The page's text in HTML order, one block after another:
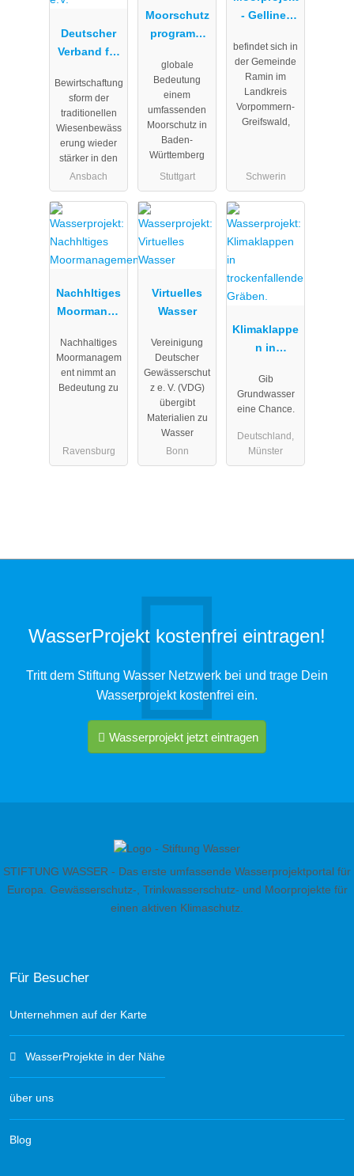
Deutscher
Verband für
pflege e.V.
Bewirtschaftung
sform der
traditionellen
Wiesenbewäss
erung wieder
stärker in den
Ansbach
Moorschutz
programm
Württemberg
globale
Bedeutung
einem
umfassenden
Moorschutz in
Baden-
Württemberg
Stuttgart
- Gelliner
befindet sich in
der Gemeinde
Ramin im
Landkreis
Vorpommern-
Greifswald,
Schwerin
Nachhltiges
Moormanag
Nachhaltiges
Moormanagem
ent nimmt an
Bedeutung zu
Ravensburg
Virtuelles
Wasser
Vereinigung
Deutscher
Gewässerschut
z e. V. (VDG)
übergibt
Materialien zu
Wasser
Bonn
Klimaklappe
n in
nde Gräben.
Gib
Grundwasser
eine Chance.
Deutschland,
Münster
WasserProjekt kostenfrei eintragen!
Tritt dem Stiftung Wasser Netzwerk bei und trage Dein
Wasserprojekt kostenfrei ein.
Wasserprojekt jetzt eintragen
STIFTUNG WASSER - Das erste umfassende Wasserprojektportal für
Europa. Gewässerschutz-, Trinkwasserschutz- und Moorprojekte für
einen aktiven Klimaschutz.
Für Besucher
Unternehmen auf der Karte
WasserProjekte in der Nähe
über uns
Blog